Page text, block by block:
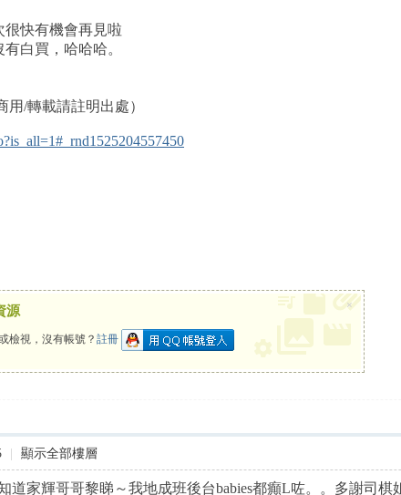
快有機會再見啦️
白買，哈哈哈。
用/轉載請註明出處）
源
檢視，沒有帳號？ 註冊
×
顯示全部樓層
道家輝哥哥黎睇～我地成班後台babies都癲L咗。。多謝司